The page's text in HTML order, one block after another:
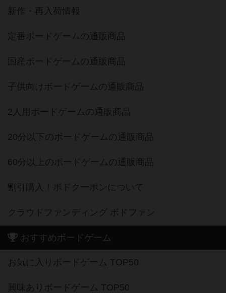
新作・再入荷情報
定番ボードゲームの通販商品
国産ボードゲームの通販商品
子供向けボードゲームの通販商品
2人用ボードゲームの通販商品
20分以下のボードゲームの通販商品
60分以上のボードゲームの通販商品
割引購入！ボドクーポンについて
クラウドファンディング ボドファン
おすすめボードゲーム
お気に入りボードゲーム TOP50
興味ありボードゲーム TOP50